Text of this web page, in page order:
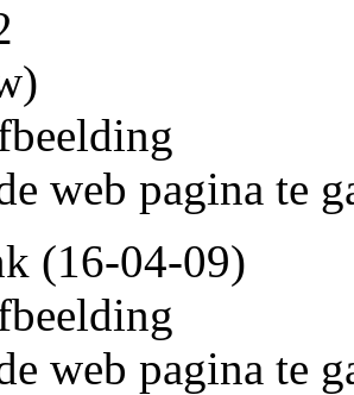
web pagina te
(16-04-09)
web pagina te